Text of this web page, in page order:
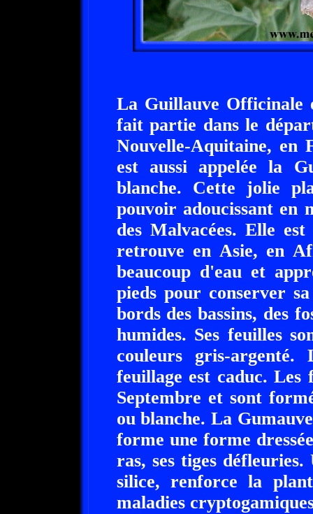
La Guillauve Officinale
fait partie dans le
Nouvelle-Aquitaine, en
est aussi appelée la
blanche. Cette jolie
pouvoir adoucissant en
des Malvacées. Elle
retrouve en Asie, en
beaucoup d'eau et
pieds pour conserver
bords des bassins, des
humides. Ses feuilles
couleurs gris-argenté.
feuillage est caduc. Les
Septembre et sont
ou blanche. La
forme une forme
ras, ses tiges
silice, renforce la
maladies